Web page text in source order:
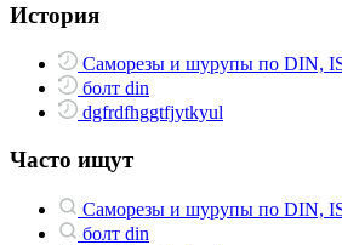
История
Саморезы и шурупы по DIN,
болт din
dgfrdfhggtfjytkyul
Часто ищут
Саморезы и шурупы по DIN,
болт din